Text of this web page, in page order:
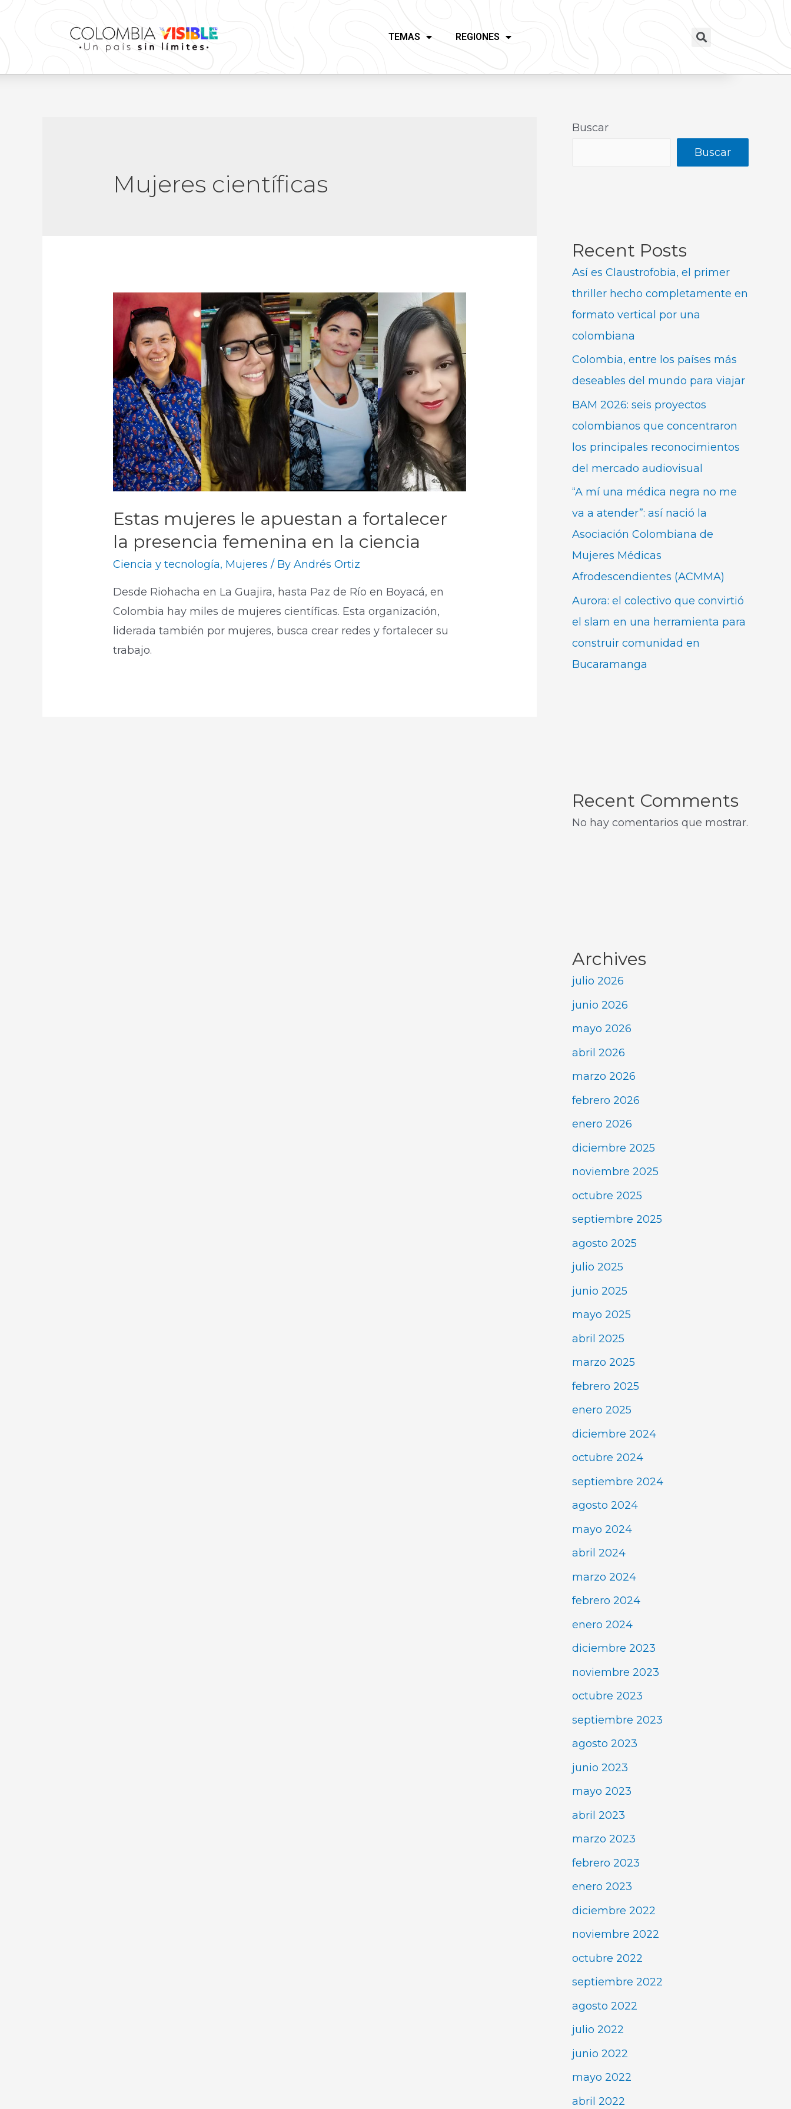
TEMAS REGIONES
Mujeres científicas
Estas mujeres le apuestan a fortalecer
la presencia femenina en la ciencia
Ciencia y tecnología, Mujeres / ByAndrés Ortiz
Desde Riohacha en La Guajira, hasta Paz de Río en Boyacá, en
Colombia hay miles de mujeres científicas. Esta organización,
liderada también por mujeres, busca crear redes y fortalecer su
trabajo.
Buscar
Buscar
Recent Posts
Así es Claustrofobia, el primer
thriller hecho completamente en
formato vertical por una
colombiana
Colombia, entre los países más
deseables del mundo para viajar
BAM 2026: seis proyectos
colombianos que concentraron
los principales reconocimientos
del mercado audiovisual
“A mí una médica negra no me
va a atender”: así nació la
Asociación Colombiana de
Mujeres Médicas
Afrodescendientes (ACMMA)
Aurora: el colectivo que convirtió
el slam en una herramienta para
construir comunidad en
Bucaramanga
Recent Comments
No hay comentarios que mostrar.
Archives
julio 2026
junio 2026
mayo 2026
abril 2026
marzo 2026
febrero 2026
enero 2026
diciembre 2025
noviembre 2025
octubre 2025
septiembre 2025
agosto 2025
julio 2025
junio 2025
mayo 2025
abril 2025
marzo 2025
febrero 2025
enero 2025
diciembre 2024
octubre 2024
septiembre 2024
agosto 2024
mayo 2024
abril 2024
marzo 2024
febrero 2024
enero 2024
diciembre 2023
noviembre 2023
octubre 2023
septiembre 2023
agosto 2023
junio 2023
mayo 2023
abril 2023
marzo 2023
febrero 2023
enero 2023
diciembre 2022
noviembre 2022
octubre 2022
septiembre 2022
agosto 2022
julio 2022
junio 2022
mayo 2022
abril 2022